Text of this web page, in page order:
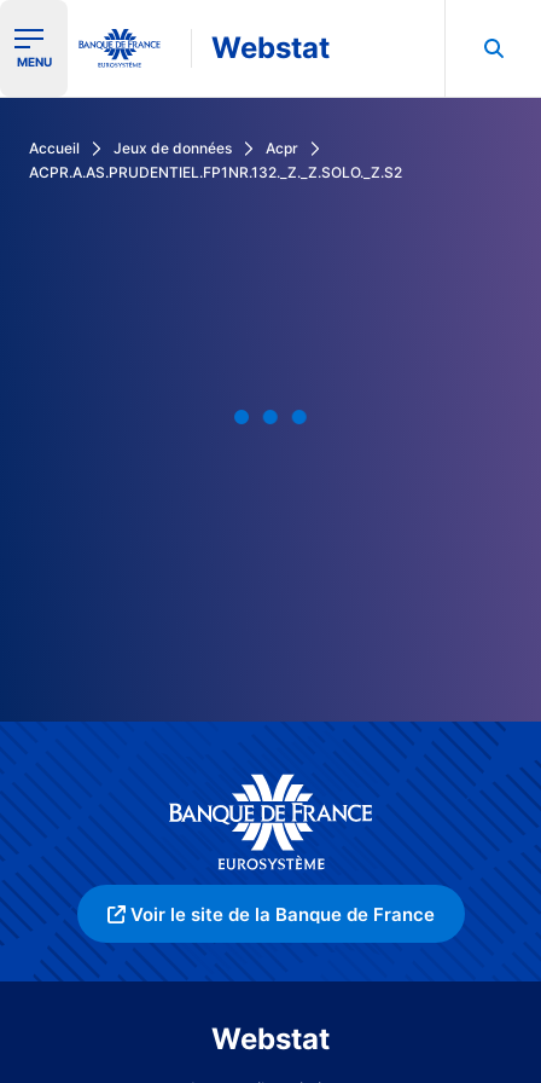
Ouvrir le menu de navigation
MENU Webstat
Accueil Jeux de données
Acpr
ACPR.A.AS.PRUDENTIEL.FP1NR.132._Z._Z.SOLO._Z.S2
Voir le site de la Banque de France
Webstat